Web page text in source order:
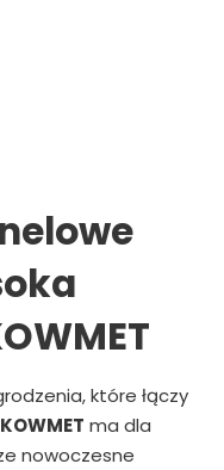
które łączy
KOWMET ma dla
nowoczesne